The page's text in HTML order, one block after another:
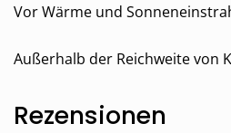
Vor Wärme und
Außerhalb der Reichweite von
Rezensionen